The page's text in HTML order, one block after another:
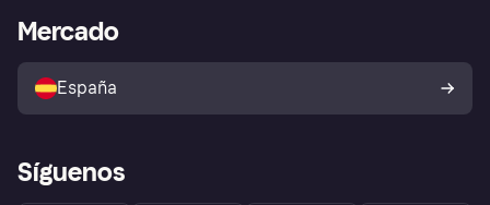
Directorio de tiendas
Política de protección al
comprador de Klarna
Reclamaciones
Acceso empresas
Mercado
España
Síguenos